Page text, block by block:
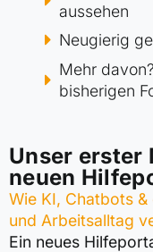
aussehen
Neugierig
Mehr
bisherigen
Unser erster
neuen
Wie KI, Chatbots
und Arbeitsalltag
Ein neues